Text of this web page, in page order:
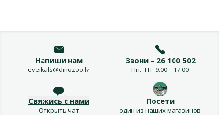
Напиши нам
eveikals@dinozoo.lv
Звони – 26 100 502
Пн.–Пт. 9:00 – 17:00
Свяжись с нами
Открыть чат
Посети
один из наших магазинов